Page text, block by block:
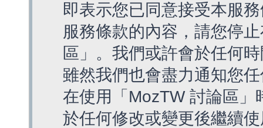
即表示您已同意接受本服
服務條款的內容，請您停
區」。我們或許會於任何
雖然我們也會盡力通知您
在使用「MozTW 討論區
於任何修改或變更後繼續